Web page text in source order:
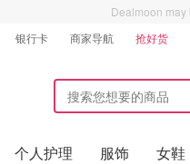
Dealmoon may
银行卡 商家导航 抢好货
个人护理 服饰 女鞋